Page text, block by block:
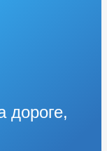
дороге,